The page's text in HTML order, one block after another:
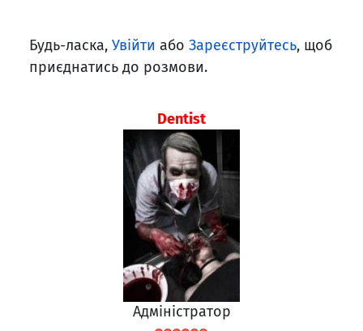
Будь-ласка, Увійти або Зареєструйтесь, щоб
приєднатись до розмови.
Dentist
Адміністратор